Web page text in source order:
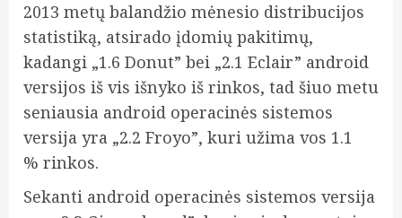
2013 metų balandžio mėnesio distribucijos
statistiką, atsirado įdomių pakitimų,
kadangi „1.6 Donut” bei „2.1 Eclair” android
versijos iš vis išnyko iš rinkos, tad šiuo metu
seniausia android operacinės sistemos
versija yra „2.2 Froyo”, kuri užima vos 1.1
% rinkos.
Sekanti android operacinės sistemos versija